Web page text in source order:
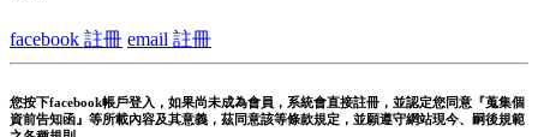
facebook 註冊 email 註冊
您按下facebook帳戶登入，如果尚未成為會員，系統會直接註冊，並認定您同意『蒐集個
資前告知函』等所載內容及其意義，茲同意該等條款規定，並願遵守網站現今、嗣後規範